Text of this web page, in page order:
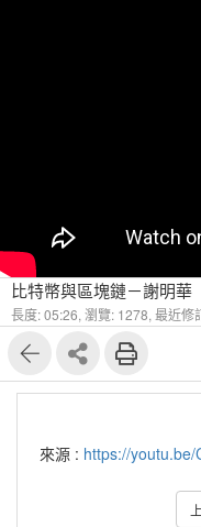
比特幣與區塊鏈－謝明
長度: 05:26, 瀏覽: 1278, 最近修
來源 : https://youtu.be/